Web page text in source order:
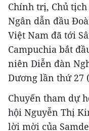
Chính trị, Chủ
Ngân dẫn đầu
Việt Nam đã tới
Campuchia bắt
niên Diễn đàn
Dương lần thứ 27
Chuyến tham dự
hội Nguyễn Thị
lời mời của